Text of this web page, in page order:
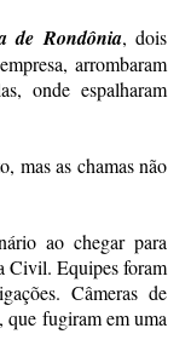
de Rondônia, dois
arrombaram
onde espalharam
mas as chamas não
ao chegar para
Civil. Equipes foram
Câmeras de
que fugiram em uma